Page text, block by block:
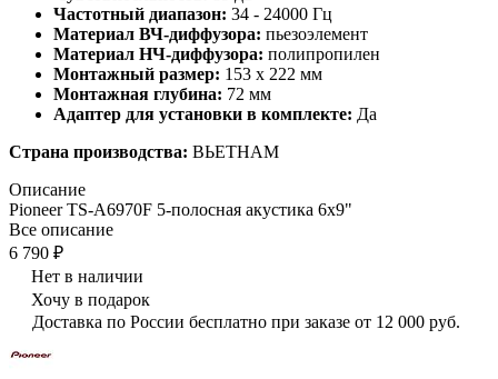
Частотный диапазон: 34 - 24000 Гц
Материал ВЧ-диффузора: пьезоэлемент
Материал НЧ-диффузора: полипропилен
Монтажный размер: 153 x 222 мм
Монтажная глубина: 72 мм
Адаптер для установки в комплекте: Да
Страна производства: ВЬЕТНАМ
Описание
Pioneer TS-A6970F 5-полосная акустика 6х9"
Все описание
6 790 ₽
Нет в наличии
Хочу в подарок
Доставка по России бесплатно при заказе от 12 000 руб.